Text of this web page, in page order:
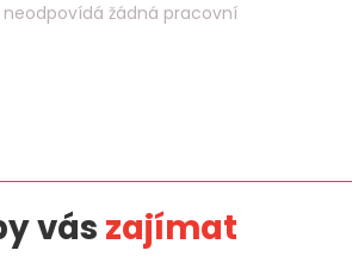
žádná pracovní
vás zajímat